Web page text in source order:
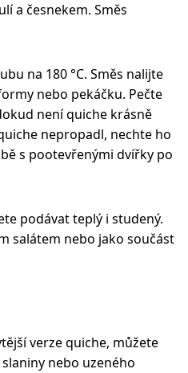
a česnekem. Směs
na 180 °C. Směs nalijte
nebo pekáčku. Pečte
není quiche krásně
nepropadl, nechte ho
s pootevřenými dvířky po
podávat teplý i studený.
salátem nebo jako součást
verze quiche, můžete
nebo uzeného